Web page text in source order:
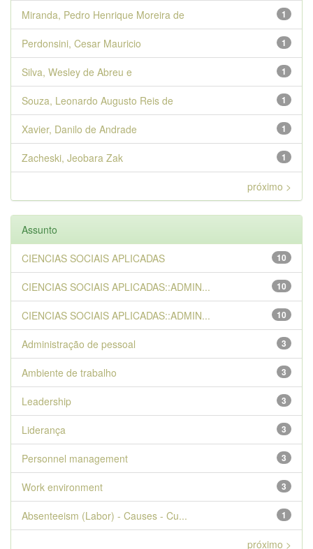
1
Miranda, Pedro Henrique Moreira de
1
Perdonsini, Cesar Mauricio
1
Silva, Wesley de Abreu e
1
Souza, Leonardo Augusto Reis de
1
Xavier, Danilo de Andrade
1
Zacheski, Jeobara Zak
próximo >
Assunto
10
CIENCIAS SOCIAIS APLICADAS
10
CIENCIAS SOCIAIS APLICADAS::ADMIN...
10
CIENCIAS SOCIAIS APLICADAS::ADMIN...
3
Administração de pessoal
3
Ambiente de trabalho
3
Leadership
3
Liderança
3
Personnel management
3
Work environment
1
Absenteeism (Labor) - Causes - Cu...
próximo >